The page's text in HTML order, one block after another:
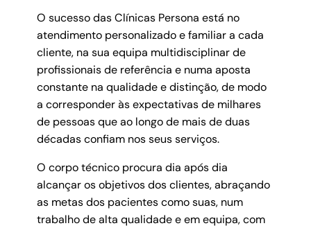
O sucesso das Clínicas Persona está no
atendimento personalizado e familiar a cada
cliente, na sua equipa multidisciplinar de
profissionais de referência e numa aposta
constante na qualidade e distinção, de modo
a corresponder às expectativas de milhares
de pessoas que ao longo de mais de duas
décadas confiam nos seus serviços.
O corpo técnico procura dia após dia
alcançar os objetivos dos clientes, abraçando
as metas dos pacientes como suas, num
trabalho de alta qualidade e em equipa, com